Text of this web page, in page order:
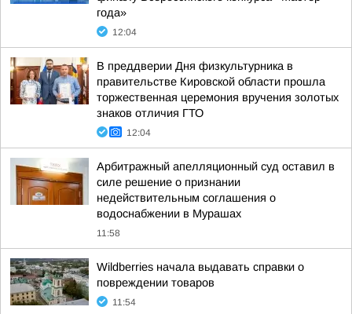
года»
12:04
В преддверии Дня физкультурника в
правительстве Кировской области прошла
торжественная церемония вручения золотых
знаков отличия ГТО
12:04
Арбитражный апелляционный суд оставил в
силе решение о признании
недействительным соглашения о
водоснабжении в Мурашах
11:58
Wildberries начала выдавать справки о
повреждении товаров
11:54